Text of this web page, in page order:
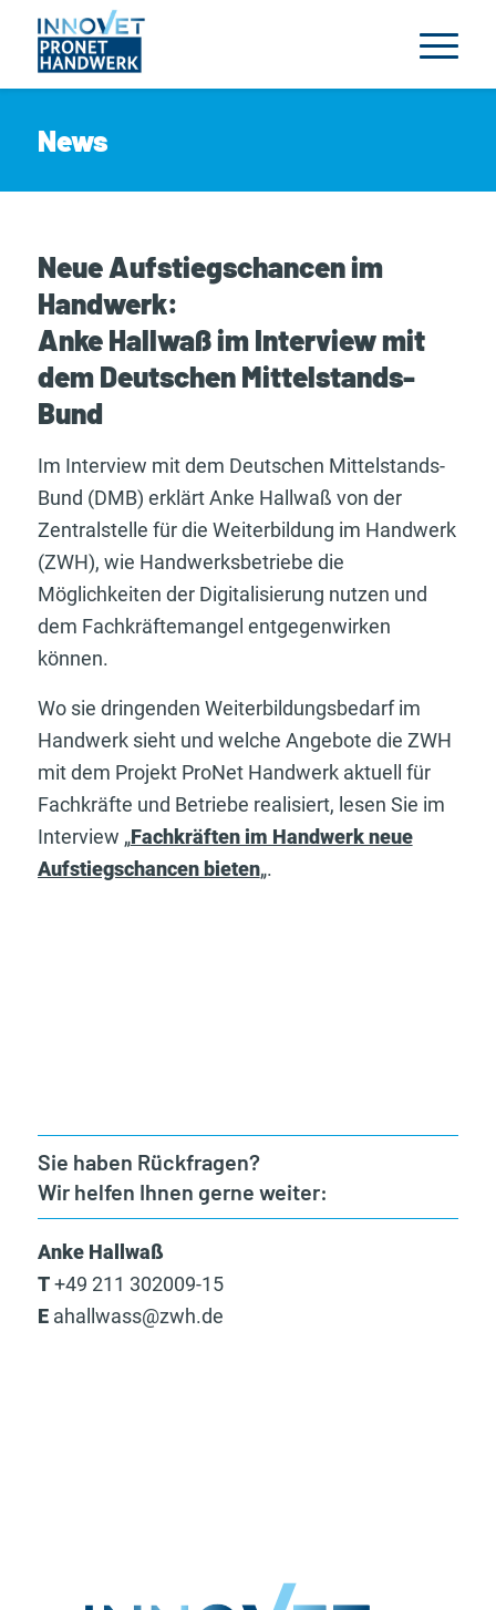
News
Neue Aufstiegschancen im
Handwerk:
Anke Hallwaß im Interview mit
dem Deutschen Mittelstands-
Bund
Im Interview mit dem Deutschen Mittelstands-
Bund (DMB) erklärt Anke Hallwaß von der
Zentralstelle für die Weiterbildung im Handwerk
(ZWH), wie Handwerksbetriebe die
Möglichkeiten der Digitalisierung nutzen und
dem Fachkräftemangel entgegenwirken
können.
Wo sie dringenden Weiterbildungsbedarf im
Handwerk sieht und welche Angebote die ZWH
mit dem Projekt ProNet Handwerk aktuell für
Fachkräfte und Betriebe realisiert, lesen Sie im
Interview „Fachkräften im Handwerk neue
Aufstiegschancen bieten„.
Sie haben Rückfragen?
Wir helfen Ihnen gerne weiter:
Anke Hallwaß
T +49 211 302009-15
E ahallwass@zwh.de